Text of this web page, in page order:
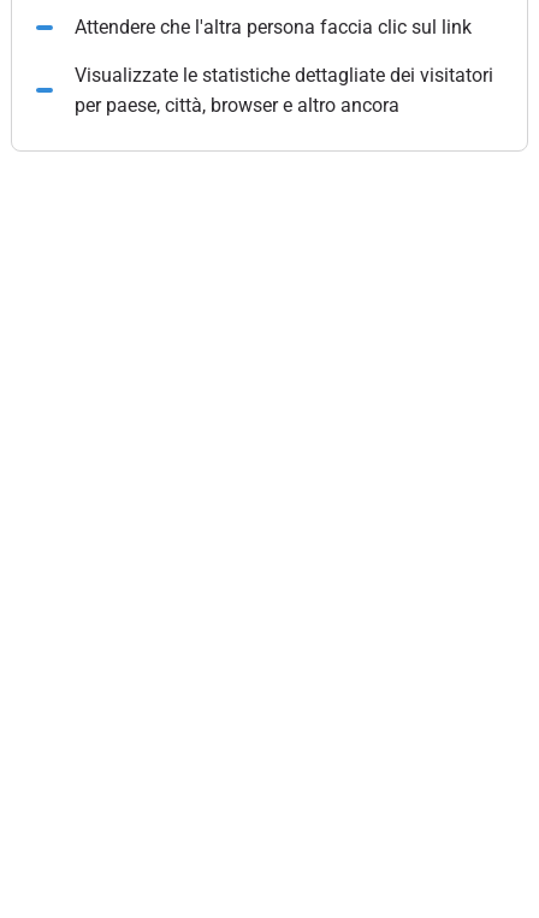
Attendere che l'altra persona faccia clic sul link
Visualizzate le statistiche dettagliate dei visitatori
per paese, città, browser e altro ancora